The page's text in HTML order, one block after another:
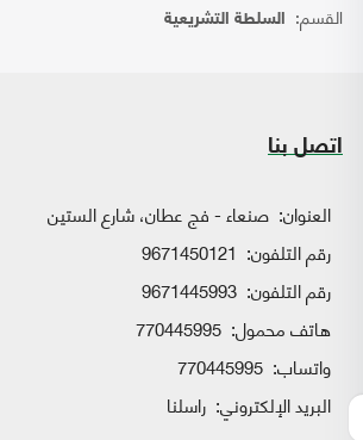
القسم: السلطة التشريعية
اتصل بنا
العنوان: صنعاء - فج عطان، شارع الستين
رقم التلفون: 9671450121
رقم التلفون: 9671445993
هاتف محمول: 770445995
واتساب:
البريد الإلكتروني: راسلنا